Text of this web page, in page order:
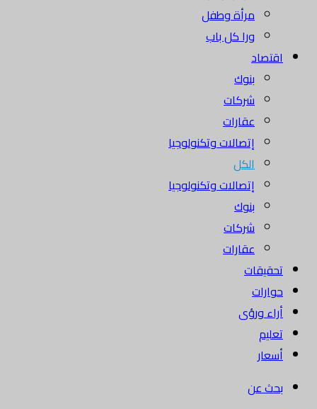
مرأة وطفل
ورا كل باب
اقتصاد
بنوك
شركات
عقارات
إتصالات وتكنولوجيا
الكل
إتصالات وتكنولوجيا
بنوك
شركات
عقارات
تحقيقات
حوارات
أراء ورؤى
تعليم
أسعار
بحث عن